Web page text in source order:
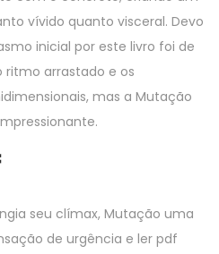
vívido quanto visceral. Devo
inicial por este livro foi de
ritmo arrastado e os
mas a Mutação
seu clímax, Mutação uma
de urgência e ler pdf